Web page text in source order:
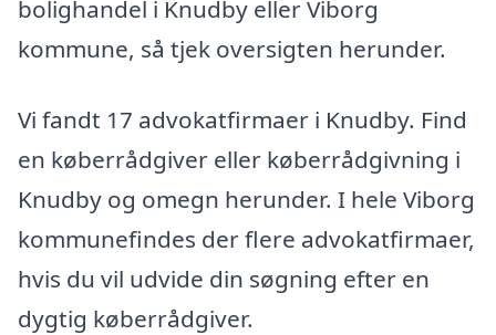
bolighandel i Knudby eller Viborg
kommune, så tjek oversigten herunder.
Vi fandt 17 advokatfirmaer i Knudby. Find
en køberrådgiver eller køberrådgivning i
Knudby og omegn herunder. I hele Viborg
kommunefindes der flere advokatfirmaer,
hvis du vil udvide din søgning efter en
dygtig køberrådgiver.